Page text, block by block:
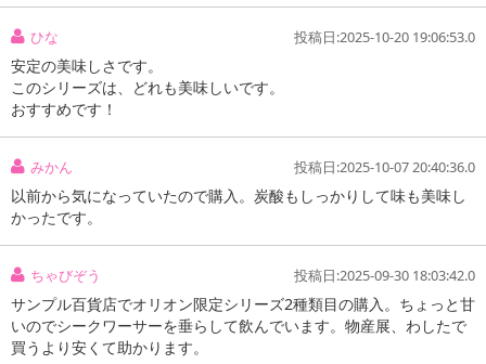
注意事項
お申込みの際は 「商品情報」に記載されている「注意事項」を
必ずご確認ください。
【キャンセルについて】
記載されている内容を必ずご確認いただき、お届けする商品セット
にご納得いただきましたうえでお申し込みください。
※パッケージ変更や商品リニューアル(成分など含む)等により、参考
の掲載画像や画像内のバーコードなど、お届け商品と多少異なる場
ひな 投稿日:2025-10-20 19:06:53.0
安定の美味しさです。
このシリーズは、どれも美味しいです。
おすすめです！
みかん 投稿日:2025-10-07 20:40:36.0
以前から気になっていたので購入。炭酸もしっかりして味も美味し
かったです。
ちゃびぞう 投稿日:2025-09-30 18:03:42.0
サンプル百貨店でオリオン限定シリーズ2種類目の購入。ちょっと甘
いのでシークワーサーを垂らして飲んでいます。物産展、わしたで
買うより安くて助かります。